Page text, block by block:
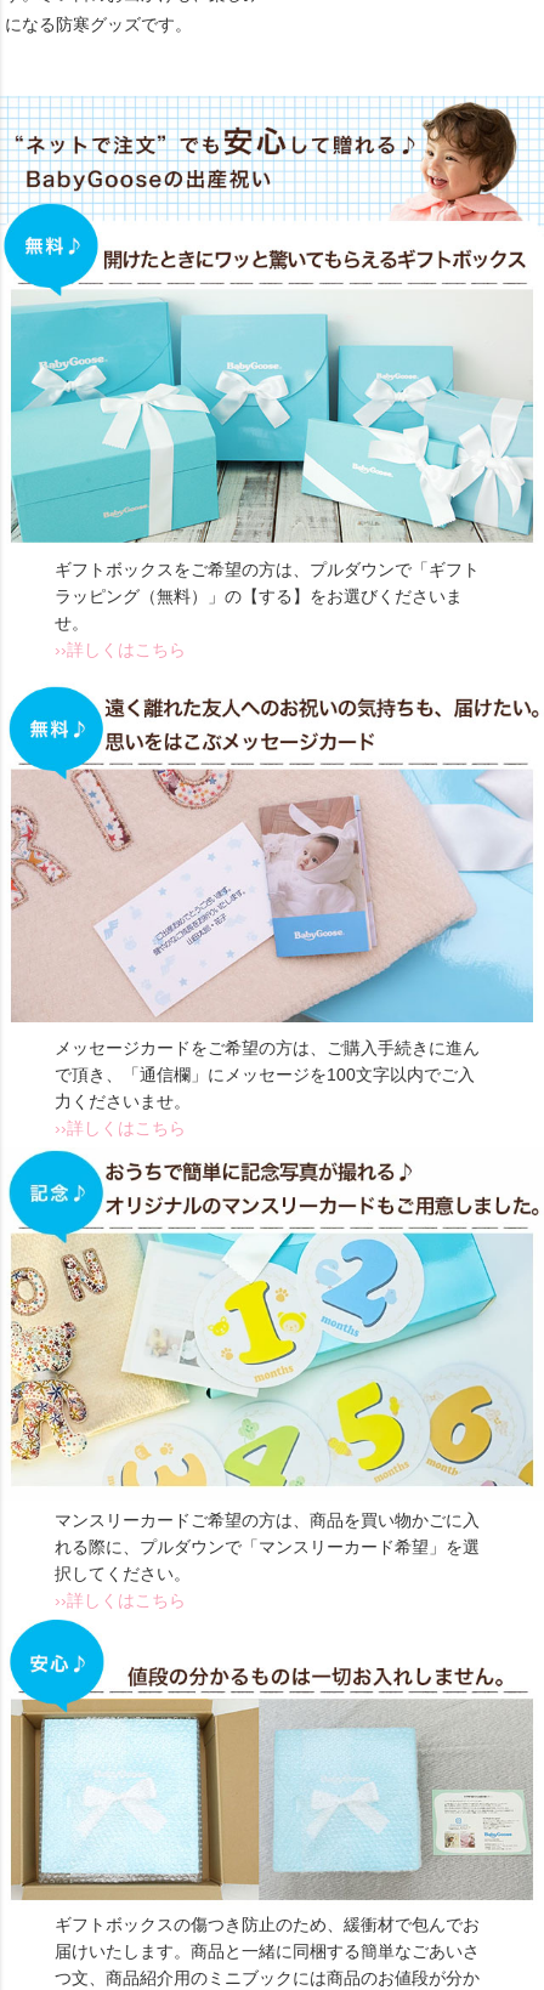
になる防寒グッズです。
ギフトボックスをご希望の方は、プルダウンで「ギフト
ラッピング（無料）」の【する】をお選びくださいま
せ。
››詳しくはこちら
メッセージカードをご希望の方は、ご購入手続きに進ん
で頂き、「通信欄」にメッセージを100文字以内でご入
力くださいませ。
››詳しくはこちら
マンスリーカードご希望の方は、商品を買い物かごに入
れる際に、プルダウンで「マンスリーカード希望」を選
択してください。
››詳しくはこちら
ギフトボックスの傷つき防止のため、緩衝材で包んでお
届けいたします。商品と一緒に同梱する簡単なごあいさ
つ文、商品紹介用のミニブックには商品のお値段が分か